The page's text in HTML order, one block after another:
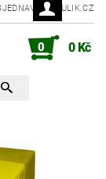
0 0 Kč